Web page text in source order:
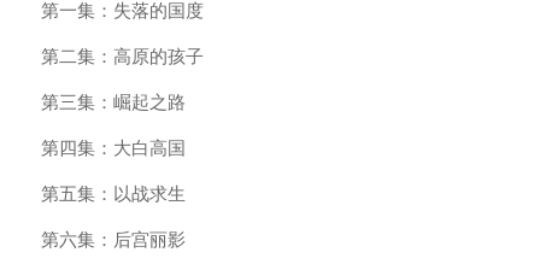
第一集：失落的国度
第二集：高原的孩子
第三集：崛起之路
第四集：大白高国
第五集：以战求生
第六集：后宫丽影